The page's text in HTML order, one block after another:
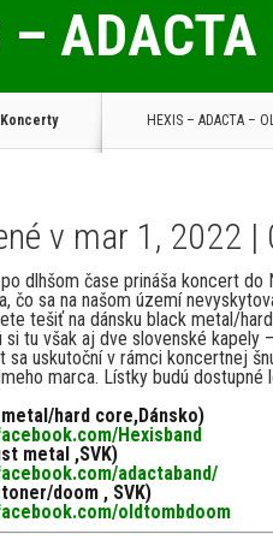
–
Koncerty HEXIS – ADACTA –
v mar 1, 2022 |
dlhšom čase prináša koncert do
čo sa na našom území
tešiť na dánsku black metal/
si tu však aj dve slovenské kapely –
sa uskutoční v rámci koncertnej
marca. Lístky budú dostupné
metal/hard core,Dánsko)
Hexisband
metal ,SVK)
adactaband/
doom , SVK)
oldtombdoom